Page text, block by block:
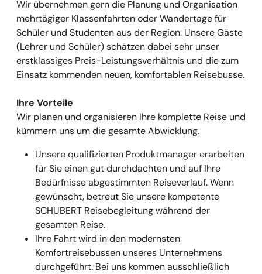
Wir übernehmen gern die Planung und Organisation
mehrtägiger Klassenfahrten oder Wandertage für
Schüler und Studenten aus der Region. Unsere Gäste
(Lehrer und Schüler) schätzen dabei sehr unser
erstklassiges Preis-Leistungsverhältnis und die zum
Einsatz kommenden neuen, komfortablen Reisebusse.
Ihre Vorteile
Wir planen und organisieren Ihre komplette Reise und
kümmern uns um die gesamte Abwicklung.
Unsere qualifizierten Produktmanager erarbeiten
für Sie einen gut durchdachten und auf Ihre
Bedürfnisse abgestimmten Reiseverlauf. Wenn
gewünscht, betreut Sie unsere kompetente
SCHUBERT Reisebegleitung während der
gesamten Reise.
Ihre Fahrt wird in den modernsten
Komfortreisebussen unseres Unternehmens
durchgeführt. Bei uns kommen ausschließlich